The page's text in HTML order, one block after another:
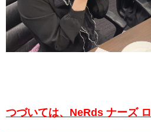
つづいては、NeRds ナーズ ロ